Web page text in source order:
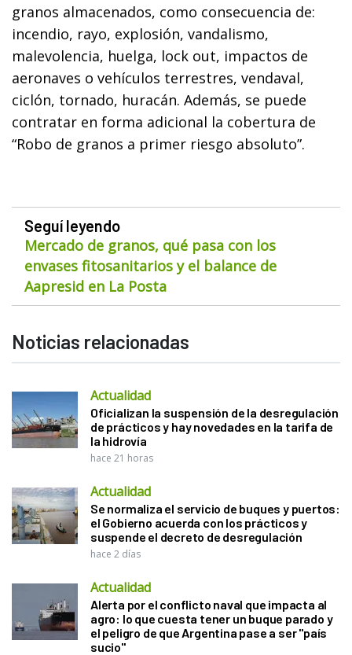
granos almacenados, como consecuencia de:
incendio, rayo, explosión, vandalismo,
malevolencia, huelga, lock out, impactos de
aeronaves o vehículos terrestres, vendaval,
ciclón, tornado, huracán. Además, se puede
contratar en forma adicional la cobertura de
“Robo de granos a primer riesgo absoluto”.
Seguí leyendo
Mercado de granos, qué pasa con los
envases fitosanitarios y el balance de
Aapresid en La Posta
Noticias relacionadas
Actualidad
Oficializan la suspensión de la desregulación
de prácticos y hay novedades en la tarifa de
la hidrovía
hace 21 horas
Actualidad
Se normaliza el servicio de buques y puertos:
el Gobierno acuerda con los prácticos y
suspende el decreto de desregulación
hace 2 días
Actualidad
Alerta por el conflicto naval que impacta al
agro: lo que cuesta tener un buque parado y
el peligro de que Argentina pase a ser "país
sucio"